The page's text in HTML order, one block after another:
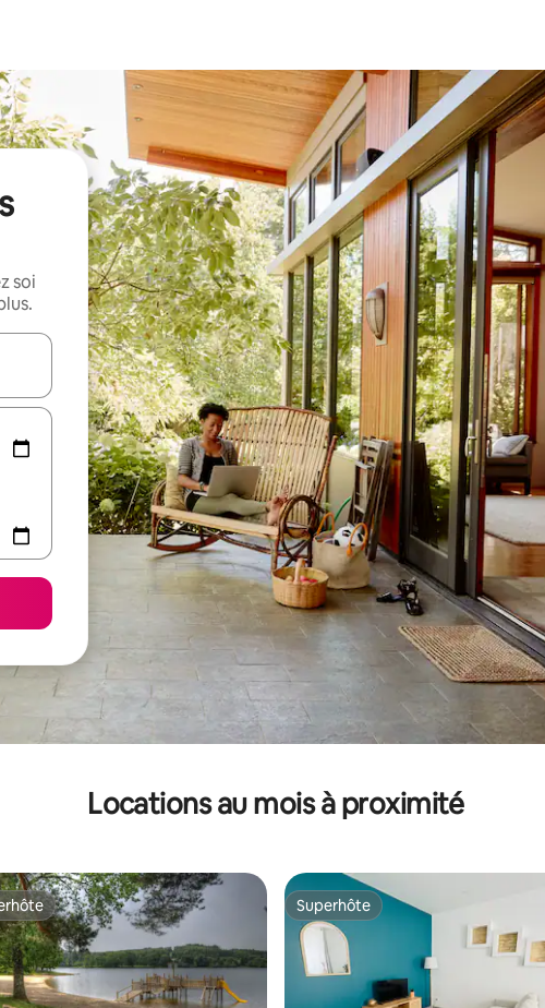
soi
en utilisant les flèches vers le haut et vers le bas, ou en appuyant dessus et
Locations au mois à proximité
Superhôte
Superhôte